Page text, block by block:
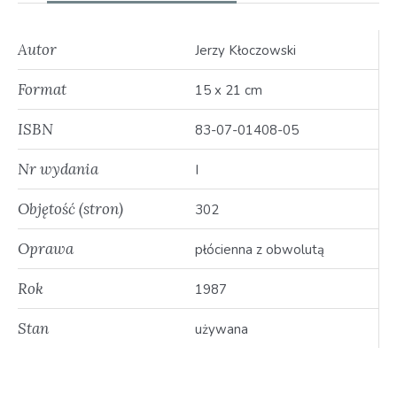
Autor Jerzy Kłoczowski
Format 15 x 21 cm
ISBN 83-07-01408-05
Nr wydania I
Objętość (stron) 302
Oprawa płócienna z obwolutą
Rok 1987
Stan używana